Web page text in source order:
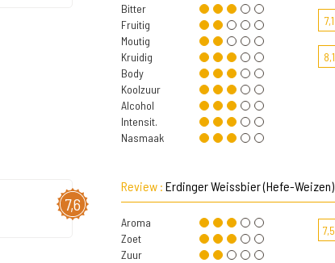
Bitter
Fruitig
Moutig
Kruidig
Body
Koolzuur
Alcohol
Intensit.
Nasmaak
7,1
8,1
7,6
Review : Erdinger Weissbier (Hefe-Weizen)
Aroma
Zoet
Zuur
7,5